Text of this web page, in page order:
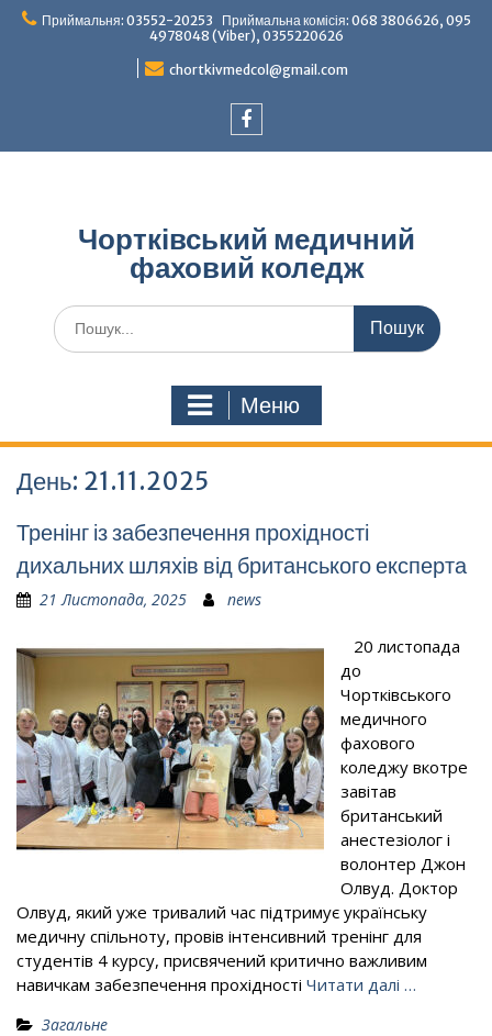
ПерейтиПриймальня: 03552-20253 Приймальна комісія: 068 3806626, 095
4978048 (Viber), 0355220626
chortkivmedcol@gmail.com
Чортківський медичний
фаховий коледж
Шукати:
Меню
День: 21.11.2025
Тренінг із забезпечення прохідності
дихальних шляхів від британського експерта
21 Листопада, 2025 news
20 листопада
до
Чортківського
медичного
фахового
коледжу вкотре
завітав
британський
анестезіолог і
волонтер Джон
Олвуд. Доктор
Олвуд, який уже тривалий час підтримує українську
медичну спільноту, провів інтенсивний тренінг для
студентів 4 курсу, присвячений критично важливим
навичкам забезпечення прохідності Читати далі …
Загальне